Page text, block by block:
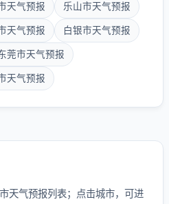
天气预报 乐山市天气预报
天气预报 白银市天气预报
莞市天气预报
天气预报
天气预报列表；点击城市，可进